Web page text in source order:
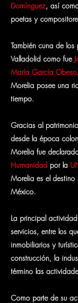
Domínguez, así
poetas y
También cuna de
Valladolid como fue
María García Obeso.
Morelia posee una
tiempo.
Gracias al
desde la época
Morelia fue
Humanidad por la
Morelia es el
México.
La principal
servicios, entre los
inmobiliarios y
construcción, la
término las
Como parte de su